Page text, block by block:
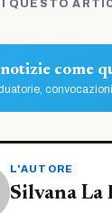
QUESTO
come
L'AUTORE
Silvana La